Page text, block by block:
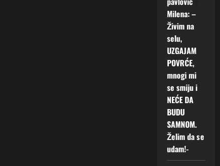
Milena: –
Živim na
selu,
UZGAJAM
POVRĆE,
mnogi mi
se smiju i
NEĆE DA
BUDU
SAMNOM.
Želim da se
udam!-